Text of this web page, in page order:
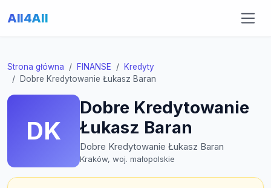
All4All
Strona główna FINANSE
Kredyty
Dobre Kredytowanie Łukasz Baran
DK
Dobre Kredytowanie
Łukasz Baran
Dobre Kredytowanie Łukasz Baran
Kraków, woj. małopolskie